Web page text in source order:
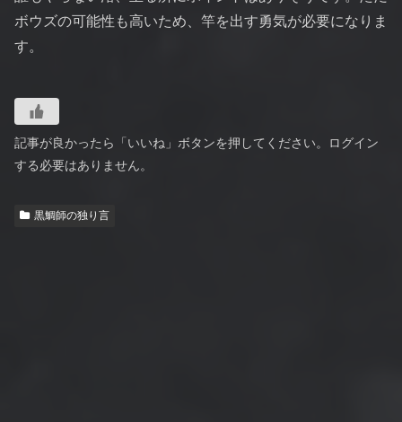
ボウズの可能性も高いため、竿を出す勇気が必要になりま
す。
記事が良かったら「いいね」ボタンを押してください。ログイン
する必要はありません。
黒鯛師の独り言